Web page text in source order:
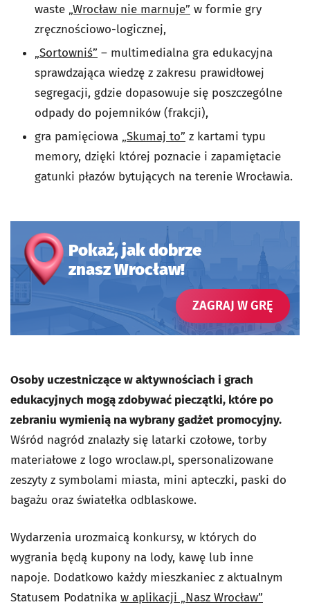
waste „Wrocław nie marnuje” w formie gry
zręcznościowo-logicznej,
„Sortowniś” – multimedialna gra edukacyjna
sprawdzająca wiedzę z zakresu prawidłowej
segregacji, gdzie dopasowuje się poszczególne
odpady do pojemników (frakcji),
gra pamięciowa „Skumaj to” z kartami typu
memory, dzięki której poznacie i zapamiętacie
gatunki płazów bytujących na terenie Wrocławia.
Pokaż, jak dobrze
znasz Wrocław!
ZAGRAJ W GRĘ -
Osoby uczestniczące w aktywnościach i grach
edukacyjnych mogą zdobywać pieczątki, które po
zebraniu wymienią na wybrany gadżet promocyjny.
Wśród nagród znalazły się latarki czołowe, torby
materiałowe z logo wroclaw.pl, spersonalizowane
zeszyty z symbolami miasta, mini apteczki, paski do
bagażu oraz światełka odblaskowe.
Wydarzenia urozmaicą konkursy, w których do
wygrania będą kupony na lody, kawę lub inne
napoje. Dodatkowo każdy mieszkaniec z aktualnym
Statusem Podatnika w aplikacji „Nasz Wrocław”